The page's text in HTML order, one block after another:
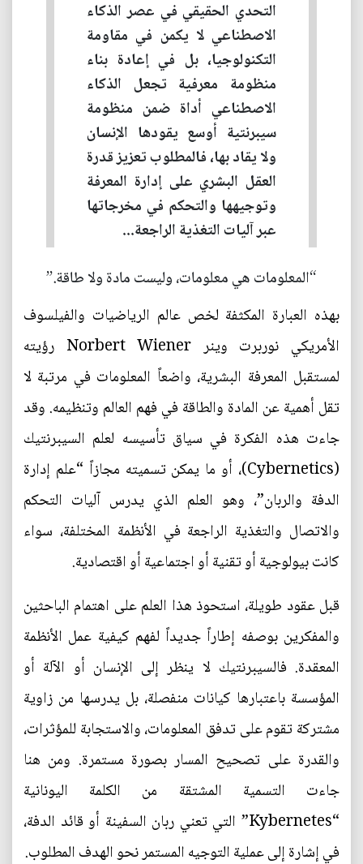
التحدي الحقيقي في عصر الذكاء
الاصطناعي لا يكمن في مقاومة
التكنولوجيا، بل في إعادة بناء
منظومة معرفية تجعل الذكاء
الاصطناعي أداة ضمن منظومة
سيبرنتية أوسع يقودها الإنسان
ولا يقاد بها، فالمطلوب تعزيز قدرة
العقل البشري على إدارة المعرفة
وتوجيهها والتحكم في مخرجاتها
عبر آليات التغذية الراجعة...
“المعلومات هي معلومات، وليست مادة ولا طاقة.”
بهذه العبارة المكثفة لخص عالم الرياضيات والفيلسوف
الأمريكي نوربرت وينر Norbert Wiener رؤيته
لمستقبل المعرفة البشرية، واضعاً المعلومات في مرتبة لا
تقل أهمية عن المادة والطاقة في فهم العالم وتنظيمه. وقد
جاءت هذه الفكرة في سياق تأسيسه لعلم السيبرنتيك
(Cybernetics)، أو ما يمكن تسميته مجازاً “علم إدارة
الدفة والربان”، وهو العلم الذي يدرس آليات التحكم
والاتصال والتغذية الراجعة في الأنظمة المختلفة، سواء
كانت بيولوجية أو تقنية أو اجتماعية أو اقتصادية.
قبل عقود طويلة، استحوذ هذا العلم على اهتمام الباحثين
والمفكرين بوصفه إطاراً جديداً لفهم كيفية عمل الأنظمة
المعقدة. فالسيبرنتيك لا ينظر إلى الإنسان أو الآلة أو
المؤسسة باعتبارها كيانات منفصلة، بل يدرسها من زاوية
مشتركة تقوم على تدفق المعلومات، والاستجابة للمؤثرات،
والقدرة على تصحيح المسار بصورة مستمرة. ومن هنا
جاءت التسمية المشتقة من الكلمة اليونانية
“Kybernetes” التي تعني ربان السفينة أو قائد الدفة،
في إشارة إلى عملية التوجيه المستمر نحو الهدف المطلوب.